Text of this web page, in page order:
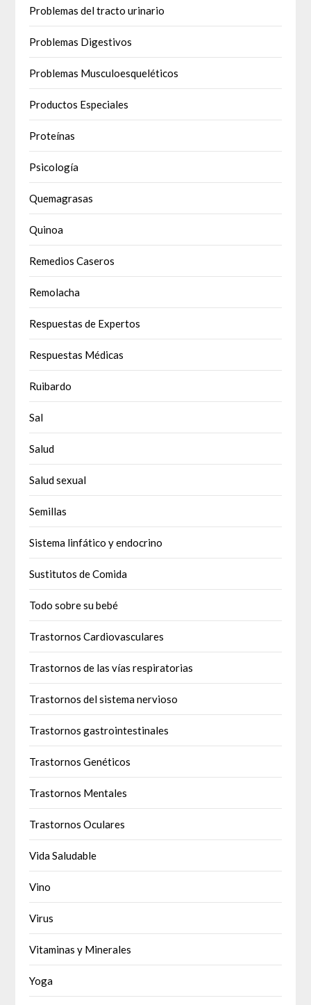
Problemas del tracto urinario
Problemas Digestivos
Problemas Musculoesqueléticos
Productos Especiales
Proteínas
Psicología
Quemagrasas
Quinoa
Remedios Caseros
Remolacha
Respuestas de Expertos
Respuestas Médicas
Ruibardo
Sal
Salud
Salud sexual
Semillas
Sistema linfático y endocrino
Sustitutos de Comida
Todo sobre su bebé
Trastornos Cardiovasculares
Trastornos de las vías respiratorias
Trastornos del sistema nervioso
Trastornos gastrointestinales
Trastornos Genéticos
Trastornos Mentales
Trastornos Oculares
Vida Saludable
Vino
Virus
Vitaminas y Minerales
Yoga